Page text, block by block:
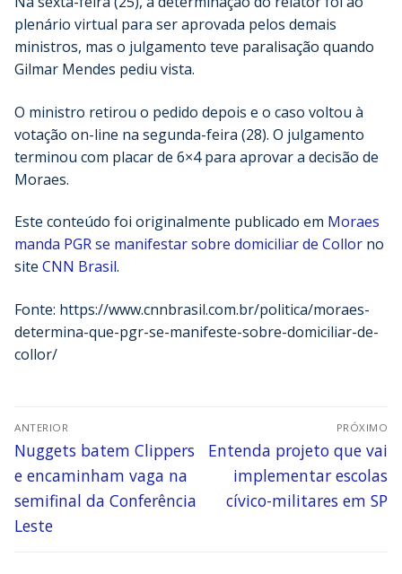
plenário virtual para ser aprovada pelos demais
ministros, mas o julgamento teve paralisação quando
Gilmar Mendes pediu vista.
O ministro retirou o pedido depois e o caso voltou à
votação on-line na segunda-feira (28). O julgamento
terminou com placar de 6×4 para aprovar a decisão de
Moraes.
Este conteúdo foi originalmente publicado em Moraes
manda PGR se manifestar sobre domiciliar de Collor no
site CNN Brasil.
Fonte: https://www.cnnbrasil.com.br/politica/moraes-
determina-que-pgr-se-manifeste-sobre-domiciliar-de-
collor/
ANTERIOR
Nuggets batem Clippers
e encaminham vaga na
semifinal da Conferência
Leste
PRÓXIMO
Entenda projeto que vai
implementar escolas
cívico-militares em SP